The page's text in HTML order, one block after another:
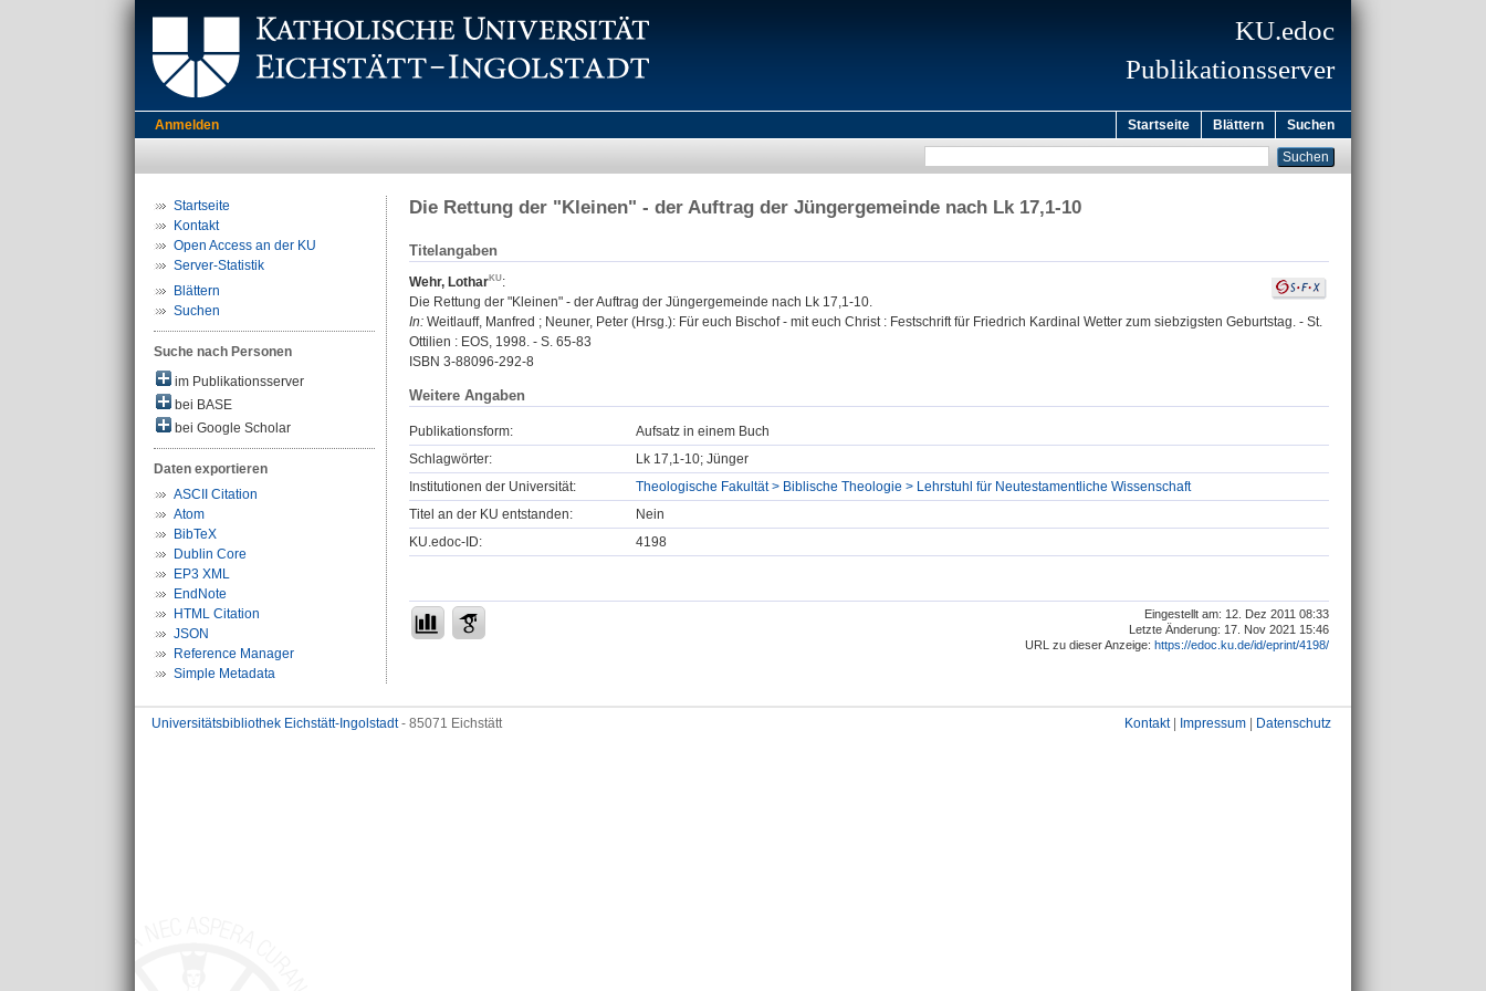
KU.edoc
Publikationsserver
Anmelden Startseite Blättern Suchen
Startseite
Kontakt
Open Access an der KU
Server-Statistik
Blättern
Suchen
Suche nach Personen
im Publikationsserver
bei BASE
bei Google Scholar
Daten exportieren
ASCII Citation
Atom
BibTeX
Dublin Core
EP3 XML
EndNote
HTML Citation
JSON
Reference Manager
Simple Metadata
Die Rettung der "Kleinen" - der Auftrag der Jüngergemeinde nach Lk 17,1-10
Titelangaben
Wehr, Lothar
:
Die Rettung der "Kleinen" - der Auftrag der Jüngergemeinde nach Lk 17,1-10.
In: Weitlauff, Manfred ; Neuner, Peter (Hrsg.): Für euch Bischof - mit euch Christ : Festschrift für Friedrich Kardinal Wetter zum siebzigsten Geburtstag. - St.
Ottilien : EOS, 1998. - S. 65-83
ISBN 3-88096-292-8
Weitere Angaben
Publikationsform:
Aufsatz in einem Buch
Schlagwörter:
Lk 17,1-10; Jünger
Institutionen der Universität:
Theologische Fakultät > Biblische Theologie > Lehrstuhl für Neutestamentliche Wissenschaft
Titel an der KU entstanden:
Nein
KU.edoc-ID:
4198
Eingestellt am: 12. Dez 2011 08:33
Letzte Änderung: 17. Nov 2021 15:46
URL zu dieser Anzeige: https://edoc.ku.de/id/eprint/4198/
Universitätsbibliothek Eichstätt-Ingolstadt- 85071 Eichstätt Kontakt| Impressum Datenschutz